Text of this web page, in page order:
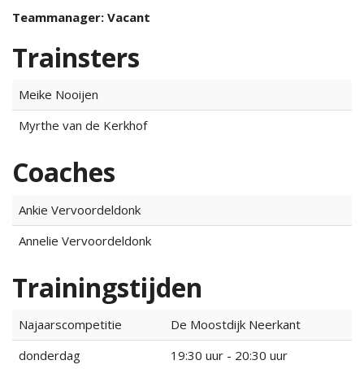
Teammanager: Vacant
Trainsters
Meike Nooijen
Myrthe van de Kerkhof
Coaches
Ankie Vervoordeldonk
Annelie Vervoordeldonk
Trainingstijden
Najaarscompetitie
De Moostdijk Neerkant
donderdag
19:30 uur - 20:30 uur